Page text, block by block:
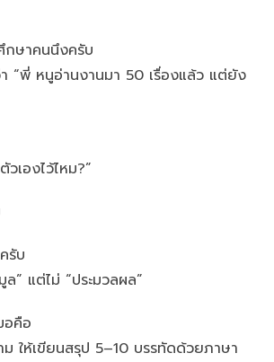
ษาคนนึงครับ
“พี่ หนูอ่านงานมา 50 เรื่องแล้ว แต่ยัง
เองไว้ไหม?”
รับ
” แต่ไม่ “ประมวลผล”
อคือ
ให้เขียนสรุป 5–10 บรรทัดด้วยภาษา